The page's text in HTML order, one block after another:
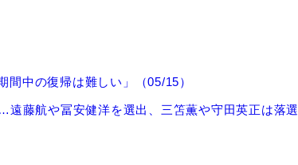
中の復帰は難しい」（05/15）
藤航や冨安健洋を選出、三笘薫や守田英正は落選